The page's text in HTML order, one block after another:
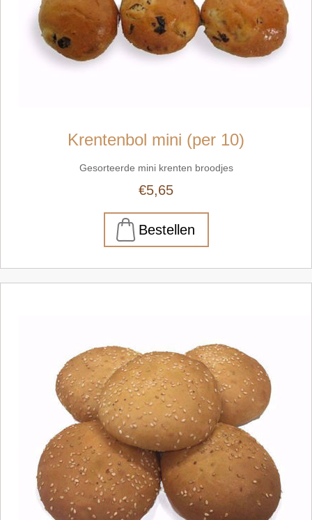
Krentenbol mini (per 10)
Gesorteerde mini krenten broodjes
€5,65